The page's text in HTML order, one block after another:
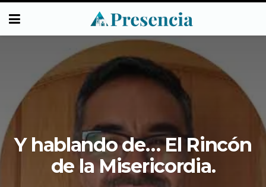
Y hablando de… El Rincón
de la Misericordia.